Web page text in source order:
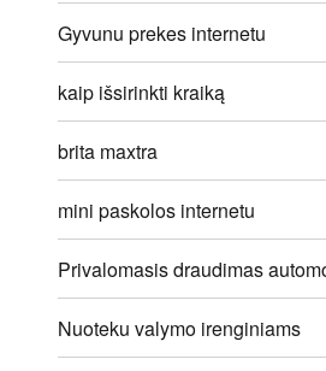
Gyvunu prekes internetu
kaip išsirinkti kraiką
brita maxtra
mini paskolos internetu
Privalomasis draudimas
Nuoteku valymo irenginiams